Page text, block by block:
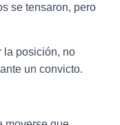
se tensaron, pero
la posición, no
un convicto.